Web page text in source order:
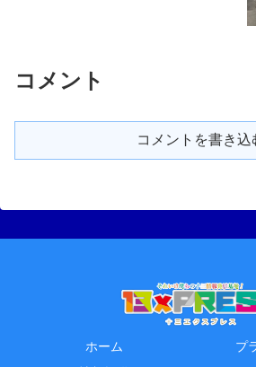
コメント
コメントを書き込
ホーム
プ